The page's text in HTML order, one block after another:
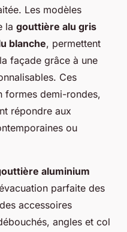
Les modèles
la gouttière alu gris
blanche, permettent
façade grâce à une
Ces
formes demi-rondes,
répondre aux
ou
aluminium
parfaite des
accessoires
angles et col